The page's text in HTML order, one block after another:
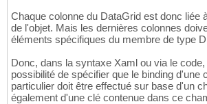
Chaque colonne du DataGrid est donc liée
de l'objet. Mais les dernières colonnes
éléments spécifiques du membre de type
Donc, dans la syntaxe Xaml ou via le
possibilité de spécifier que le binding d'une
particulier doit être effectué sur base d'un
également d'une clé contenue dans ce